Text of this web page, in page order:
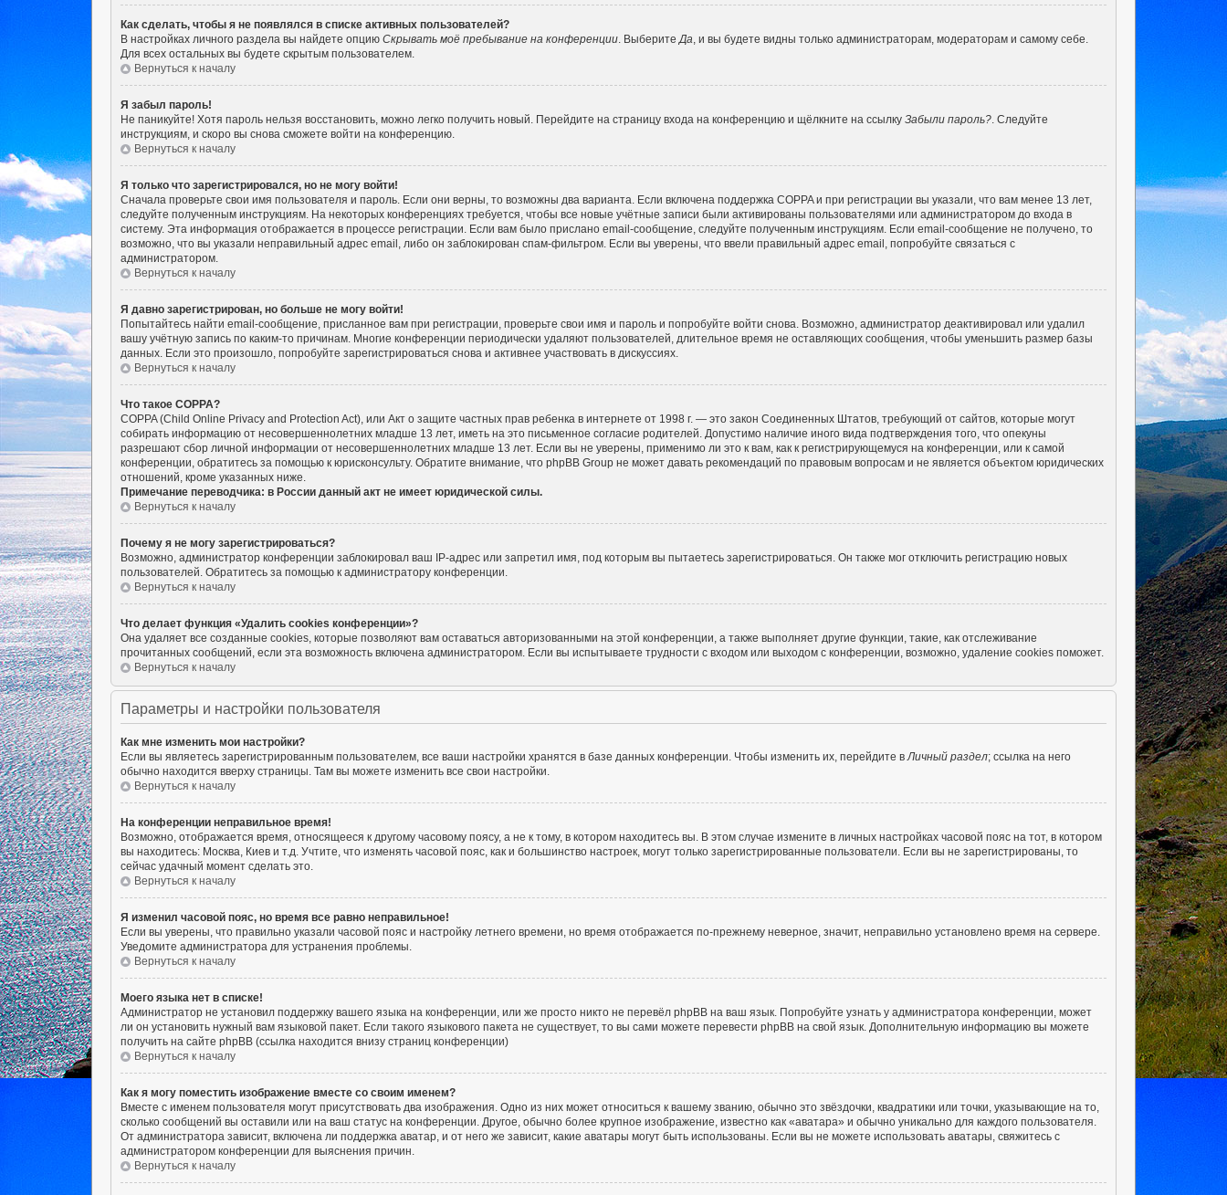
Как сделать, чтобы я не появлялся в списке активных пользователей?
В настройках личного раздела вы найдете опцию Скрывать моё пребывание на конференции. ВыберитеДа, и вы будете видны только администраторам, модераторам и самому себе.
Для всех остальных вы будете скрытым пользователем.
Вернуться к началу
Я забыл пароль!
Не паникуйте! Хотя пароль нельзя восстановить, можно легко получить новый. Перейдите на страницу входа на конференцию и щёлкните на ссылку Забыли пароль?. Следуйте
инструкциям, и скоро вы снова сможете войти на конференцию.
Вернуться к началу
Я только что зарегистрировался, но не могу войти!
Сначала проверьте свои имя пользователя и пароль. Если они верны, то возможны два варианта. Если включена поддержка COPPA и при регистрации вы указали, что вам менее 13 лет,
следуйте полученным инструкциям. На некоторых конференциях требуется, чтобы все новые учётные записи были активированы пользователями или администратором до входа в
систему. Эта информация отображается в процессе регистрации. Если вам было прислано email-сообщение, следуйте полученным инструкциям. Если email-сообщение не получено, то
возможно, что вы указали неправильный адрес email, либо он заблокирован спам-фильтром. Если вы уверены, что ввели правильный адрес email, попробуйте связаться с
администратором.
Вернуться к началу
Я давно зарегистрирован, но больше не могу войти!
Попытайтесь найти email-сообщение, присланное вам при регистрации, проверьте свои имя и пароль и попробуйте войти снова. Возможно, администратор деактивировал или удалил
вашу учётную запись по каким-то причинам. Многие конференции периодически удаляют пользователей, длительное время не оставляющих сообщения, чтобы уменьшить размер базы
данных. Если это произошло, попробуйте зарегистрироваться снова и активнее участвовать в дискуссиях.
Вернуться к началу
Что такое COPPA?
COPPA (Child Online Privacy and Protection Act), или Акт о защите частных прав ребенка в интернете от 1998 г. — это закон Соединенных Штатов, требующий от сайтов, которые могут
собирать информацию от несовершеннолетних младше 13 лет, иметь на это письменное согласие родителей. Допустимо наличие иного вида подтверждения того, что опекуны
разрешают сбор личной информации от несовершеннолетних младше 13 лет. Если вы не уверены, применимо ли это к вам, как к регистрирующемуся на конференции, или к самой
конференции, обратитесь за помощью к юрисконсульту. Обратите внимание, что phpBB Group не может давать рекомендаций по правовым вопросам и не является объектом юридических
отношений, кроме указанных ниже.
Примечание переводчика: в России данный акт не имеет юридической силы.
Вернуться к началу
Почему я не могу зарегистрироваться?
Возможно, администратор конференции заблокировал ваш IP-адрес или запретил имя, под которым вы пытаетесь зарегистрироваться. Он также мог отключить регистрацию новых
пользователей. Обратитесь за помощью к администратору конференции.
Вернуться к началу
Что делает функция «Удалить cookies конференции»?
Она удаляет все созданные cookies, которые позволяют вам оставаться авторизованными на этой конференции, а также выполняет другие функции, такие, как отслеживание
прочитанных сообщений, если эта возможность включена администратором. Если вы испытываете трудности с входом или выходом с конференции, возможно, удаление cookies поможет.
Вернуться к началу
Параметры и настройки пользователя
Как мне изменить мои настройки?
Если вы являетесь зарегистрированным пользователем, все ваши настройки хранятся в базе данных конференции. Чтобы изменить их, перейдите вЛичный раздел; ссылка на него
обычно находится вверху страницы. Там вы можете изменить все свои настройки.
Вернуться к началу
На конференции неправильное время!
Возможно, отображается время, относящееся к другому часовому поясу, а не к тому, в котором находитесь вы. В этом случае измените в личных настройках часовой пояс на тот, в котором
вы находитесь: Москва, Киев и т.д. Учтите, что изменять часовой пояс, как и большинство настроек, могут только зарегистрированные пользователи. Если вы не зарегистрированы, то
сейчас удачный момент сделать это.
Вернуться к началу
Я изменил часовой пояс, но время все равно неправильное!
Если вы уверены, что правильно указали часовой пояс и настройку летнего времени, но время отображается по-прежнему неверное, значит, неправильно установлено время на сервере.
Уведомите администратора для устранения проблемы.
Вернуться к началу
Моего языка нет в списке!
Администратор не установил поддержку вашего языка на конференции, или же просто никто не перевёл phpBB на ваш язык. Попробуйте узнать у администратора конференции, может
ли он установить нужный вам языковой пакет. Если такого языкового пакета не существует, то вы сами можете перевести phpBB на свой язык. Дополнительную информацию вы можете
получить на сайте phpBB (ссылка находится внизу страниц конференции)
Вернуться к началу
Как я могу поместить изображение вместе со своим именем?
Вместе с именем пользователя могут присутствовать два изображения. Одно из них может относиться к вашему званию, обычно это звёздочки, квадратики или точки, указывающие на то,
сколько сообщений вы оставили или на ваш статус на конференции. Другое, обычно более крупное изображение, известно как «аватара» и обычно уникально для каждого пользователя.
От администратора зависит, включена ли поддержка аватар, и от него же зависит, какие аватары могут быть использованы. Если вы не можете использовать аватары, свяжитесь с
администратором конференции для выяснения причин.
Вернуться к началу